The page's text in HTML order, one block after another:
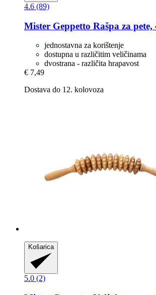
4.6 (89)
Mister Geppetto Rašpa za
jednostavna za korištenje
dostupna u različitim veličinama
dvostrana - različita hrapavost
€ 7,49
Dostava do 12. kolovoza
Košarica
5.0 (2)